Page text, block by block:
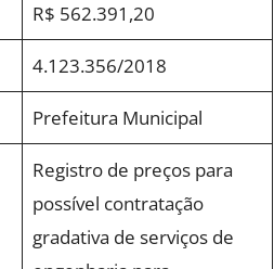
R$ 562.391,20
4.123.356/2018
Prefeitura Municipal
Registro de preços para
possível contratação
gradativa de serviços de